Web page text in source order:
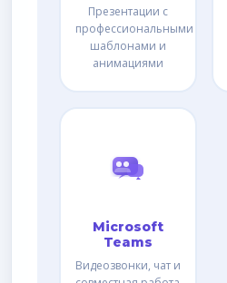
Презентации с
профессиональными
шаблонами и
анимациями
Microsoft
Teams
Видеозвонки, чат и